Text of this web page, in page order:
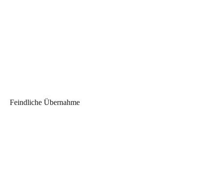
Feindliche Übernahme